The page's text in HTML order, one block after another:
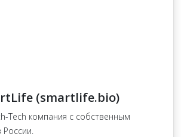
(smartlife.bio)
Tech компания с собственным